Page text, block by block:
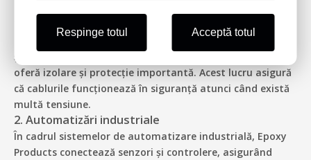
Respinge totul Acceptă totul
1. Transmisia și distribuția energiei electrice
Epoxy Products conectează cablurile de transformatoare
și aparate de comutare în liniile de înaltă tensiune. Ele
oferă izolare și protecție importantă. Acest lucru asigură
că cablurile funcționează în siguranță atunci când există
multă tensiune.
2. Automatizări industriale
În cadrul sistemelor de automatizare industrială, Epoxy
Products conectează senzori și controlere, asigurând